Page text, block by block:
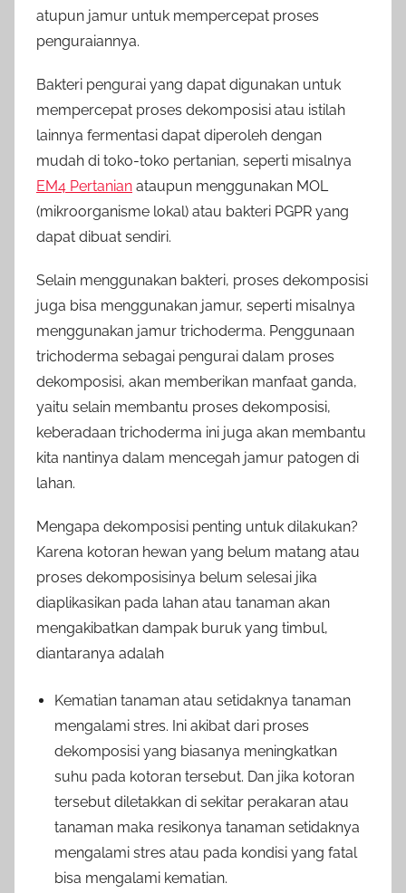
atupun jamur untuk mempercepat proses
penguraiannya.
Bakteri pengurai yang dapat digunakan untuk
mempercepat proses dekomposisi atau istilah
lainnya fermentasi dapat diperoleh dengan
mudah di toko-toko pertanian, seperti misalnya
EM4 Pertanian ataupun menggunakan MOL
(mikroorganisme lokal) atau bakteri PGPR yang
dapat dibuat sendiri.
Selain menggunakan bakteri, proses dekomposisi
juga bisa menggunakan jamur, seperti misalnya
menggunakan jamur trichoderma. Penggunaan
trichoderma sebagai pengurai dalam proses
dekomposisi, akan memberikan manfaat ganda,
yaitu selain membantu proses dekomposisi,
keberadaan trichoderma ini juga akan membantu
kita nantinya dalam mencegah jamur patogen di
lahan.
Mengapa dekomposisi penting untuk dilakukan?
Karena kotoran hewan yang belum matang atau
proses dekomposisinya belum selesai jika
diaplikasikan pada lahan atau tanaman akan
mengakibatkan dampak buruk yang timbul,
diantaranya adalah
Kematian tanaman atau setidaknya tanaman
mengalami stres. Ini akibat dari proses
dekomposisi yang biasanya meningkatkan
suhu pada kotoran tersebut. Dan jika kotoran
tersebut diletakkan di sekitar perakaran atau
tanaman maka resikonya tanaman setidaknya
mengalami stres atau pada kondisi yang fatal
bisa mengalami kematian.